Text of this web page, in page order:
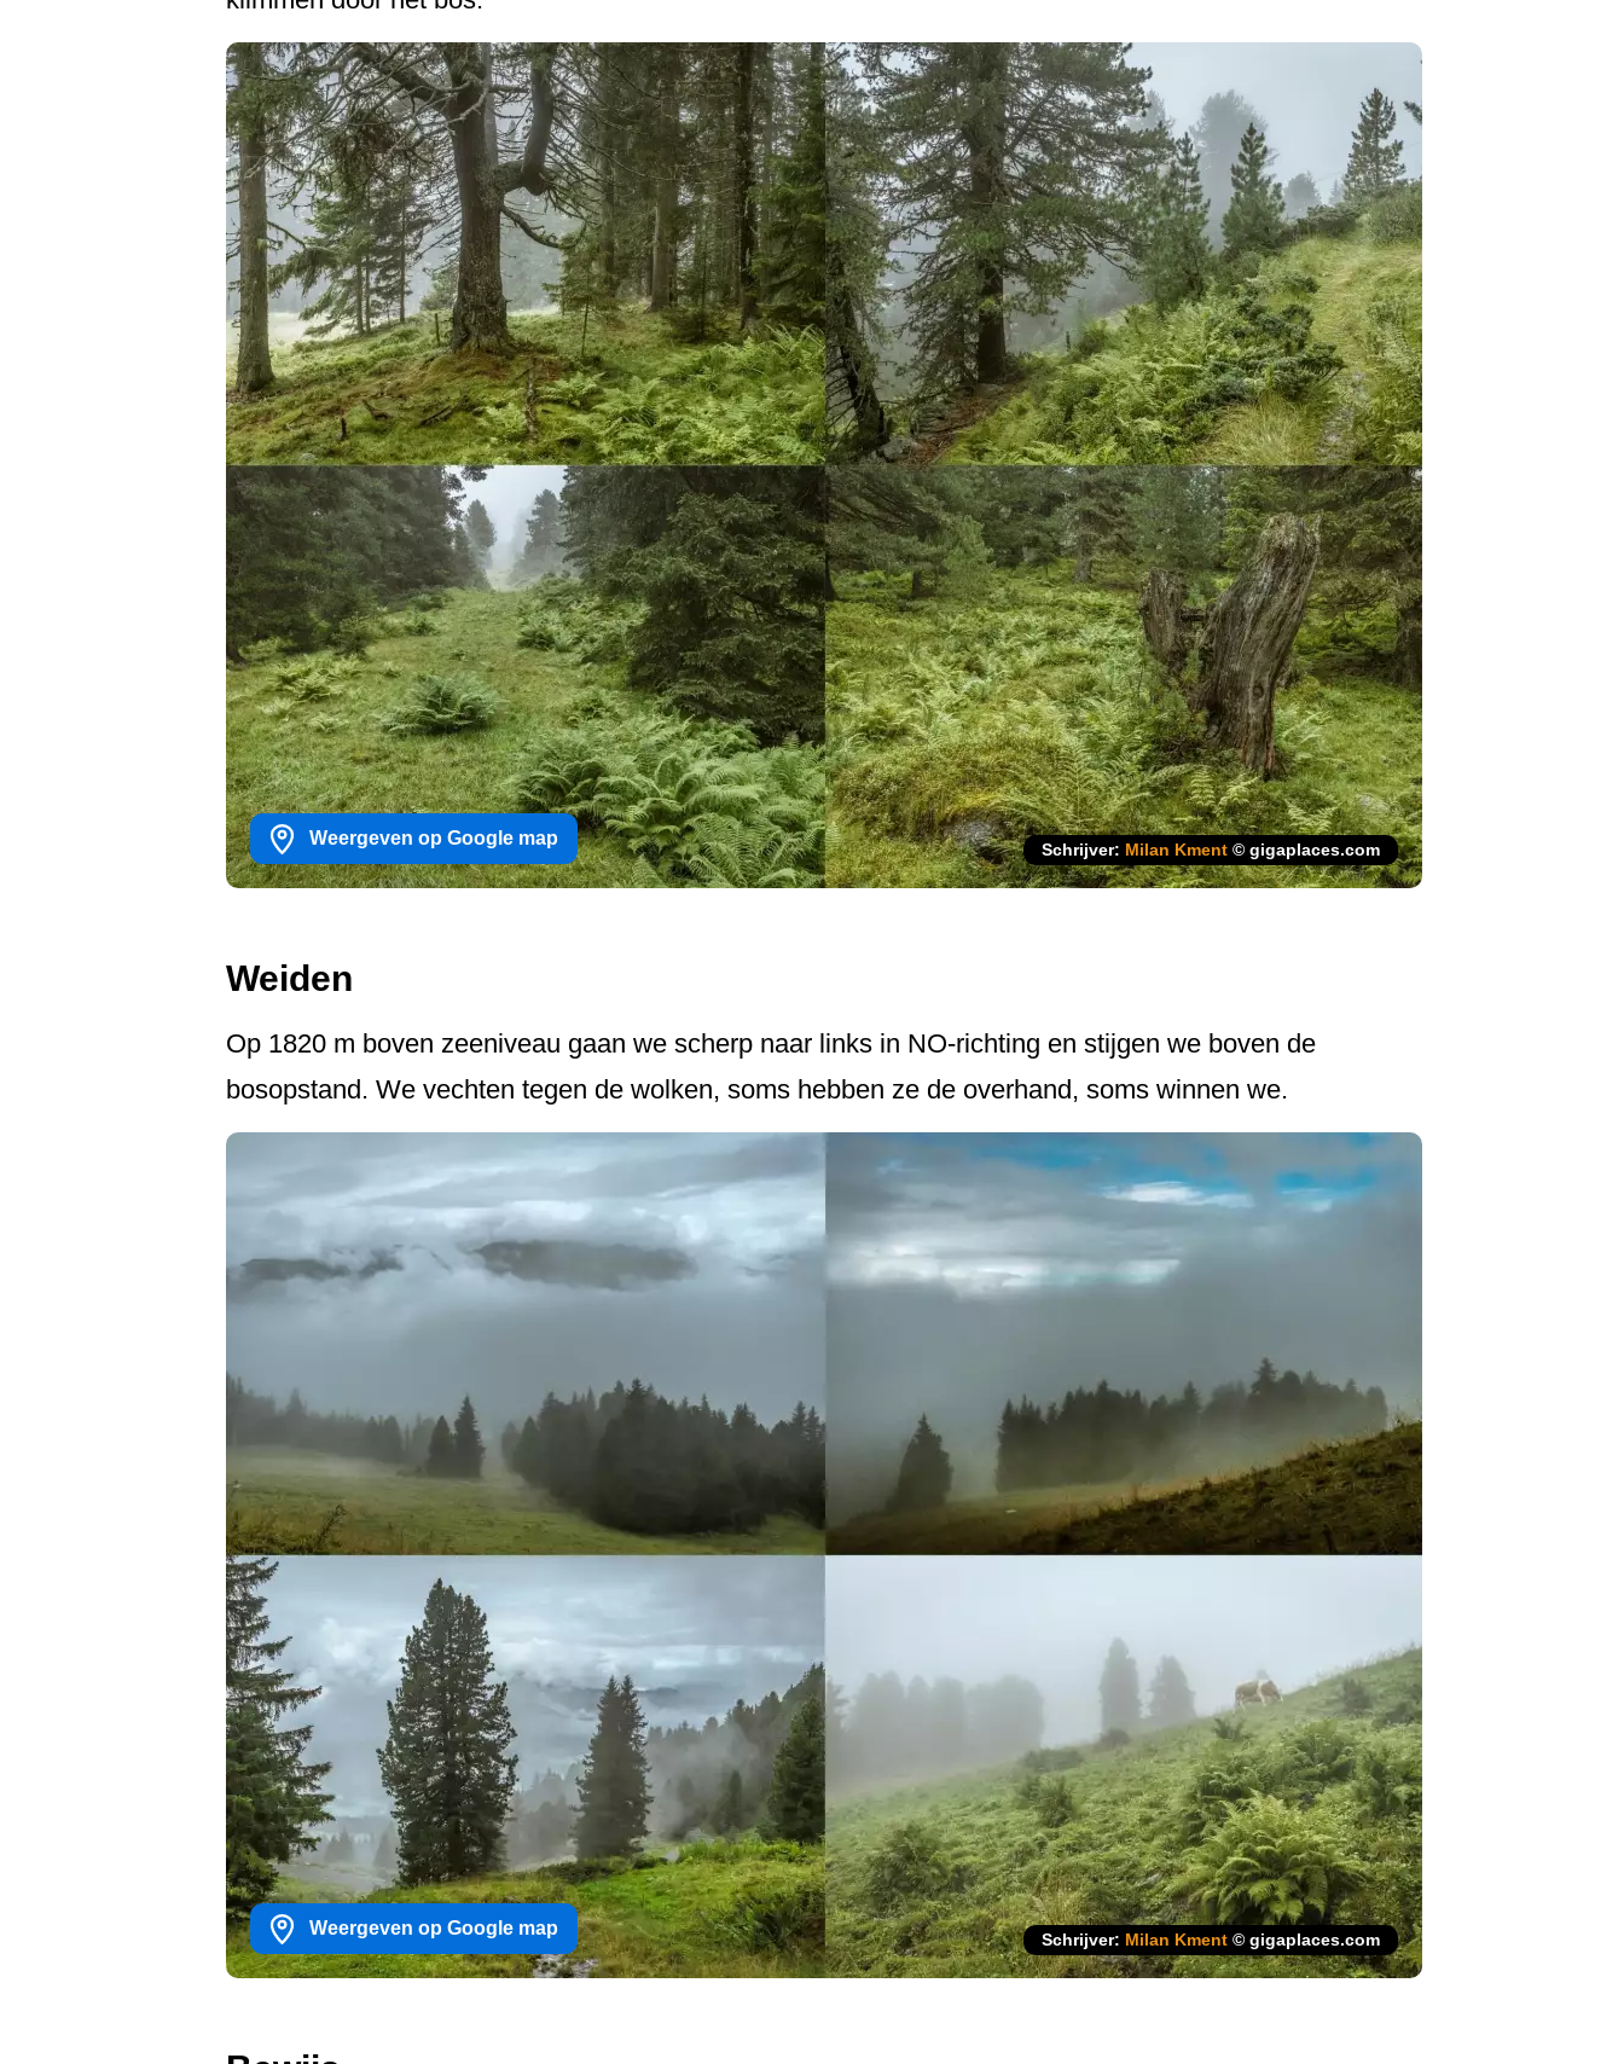
Weergeven op Google map
Schrijver: Milan Kment © gigaplaces.com
Weiden
Op 1820 m boven zeeniveau gaan we scherp naar links in NO-richting en stijgen we boven de
bosopstand. We vechten tegen de wolken, soms hebben ze de overhand, soms winnen we.
Weergeven op Google map
Schrijver: Milan Kment © gigaplaces.com